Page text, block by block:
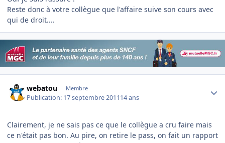
Reste donc à votre collègue que l'affaire suive son cours avec
qui de droit....
webatou Membre
Publication: 17 septembre 201114 ans
Clairement, je ne sais pas ce que le collègue a cru faire mais
ce n'était pas bon. Au pire, on retire le pass, on fait un rapport